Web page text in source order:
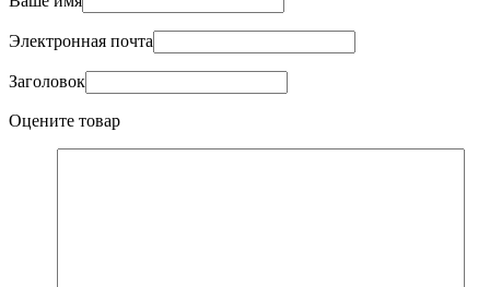
Электронная почта
Заголовок
Оцените товар